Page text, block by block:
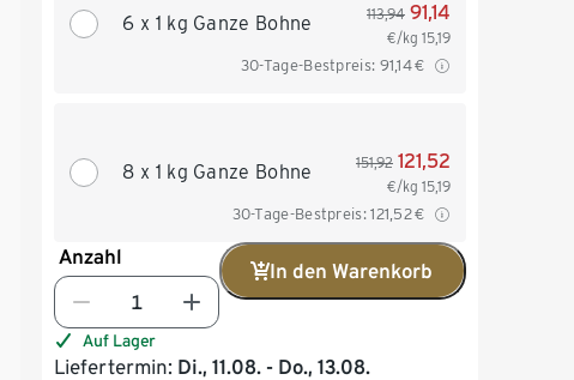
6 x 1 kg Ganze Bohne 113,94 91,14
€/kg 15,19
30-Tage-Bestpreis: 91,14€
8 x 1 kg Ganze Bohne 151,92 121,52
€/kg 15,19
30-Tage-Bestpreis: 121,52€
Anzahl
In den Warenkorb
Auf Lager
Liefertermin: Di., 11.08. - Do., 13.08.